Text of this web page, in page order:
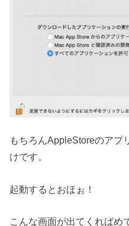
もちろんAppleStoreのアプ
けです。
起動するとおほぉ！
こんな画面が出てくればめ